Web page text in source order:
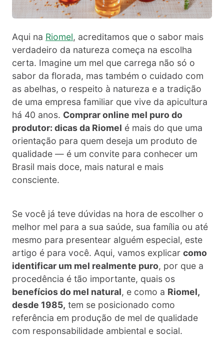
Aqui na Riomel, acreditamos que o sabor mais
verdadeiro da natureza começa na escolha
certa. Imagine um mel que carrega não só o
sabor da florada, mas também o cuidado com
as abelhas, o respeito à natureza e a tradição
de uma empresa familiar que vive da apicultura
há 40 anos. Comprar online mel puro do
produtor: dicas da Riomel é mais do que uma
orientação para quem deseja um produto de
qualidade — é um convite para conhecer um
Brasil mais doce, mais natural e mais
consciente.
Se você já teve dúvidas na hora de escolher o
melhor mel para a sua saúde, sua família ou até
mesmo para presentear alguém especial, este
artigo é para você. Aqui, vamos explicar como
identificar um mel realmente puro, por que a
procedência é tão importante, quais os
benefícios do mel natural, e como a Riomel,
desde 1985, tem se posicionado como
referência em produção de mel de qualidade
com responsabilidade ambiental e social.